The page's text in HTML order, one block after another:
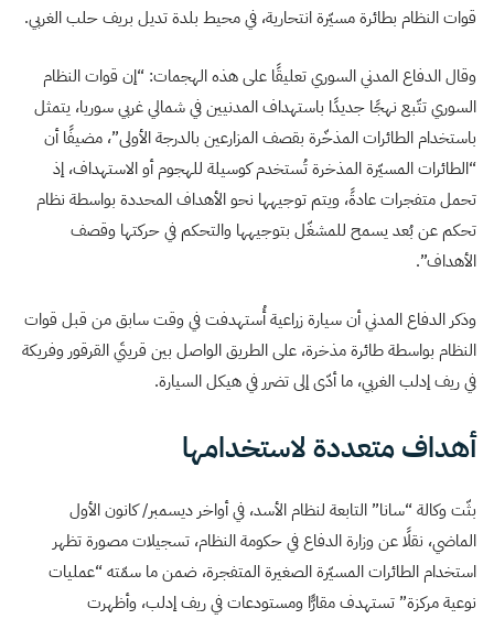
قوات النظام بطائرة مسيّرة انتحارية، في محيط بلدة تديل بريف حلب الغربي.
وقال الدفاع المدني السوري تعليقًا على هذه الهجمات: “إن قوات النظام
السوري تتّبع نهجًا جديدًا باستهداف المدنيين في شمالي غربي سوريا، يتمثل
باستخدام الطائرات المذخّرة بقصف المزارعين بالدرجة الأولى”، مضيفًا أن
“الطائرات المسيّرة المذخرة تُستخدم كوسيلة للهجوم أو الاستهداف، إذ
تحمل متفجرات عادةً، ويتم توجيهها نحو الأهداف المحددة بواسطة نظام
تحكم عن بُعد يسمح للمشغّل بتوجيهها والتحكم في حركتها وقصف
الأهداف”.
وذكر الدفاع المدني أن سيارة زراعية أُستهدفت في وقت سابق من قبل قوات
النظام بواسطة طائرة مذخرة، على الطريق الواصل بين قريتَي القرقور وفريكة
في ريف إدلب الغربي، ما أدّى إلى تضرر في هيكل السيارة.
أهداف متعددة لاستخدامها
بثّت وكالة “سانا” التابعة لنظام الأسد، في أواخر ديسمبر/ كانون الأول
الماضي، نقلًا عن وزارة الدفاع في حكومة النظام، تسجيلات مصورة تظهر
استخدام الطائرات المسيّرة الصغيرة المتفجرة، ضمن ما سمّته “عمليات
نوعية مركزة” تستهدف مقارًّا ومستودعات في ريف إدلب، وأظهرت